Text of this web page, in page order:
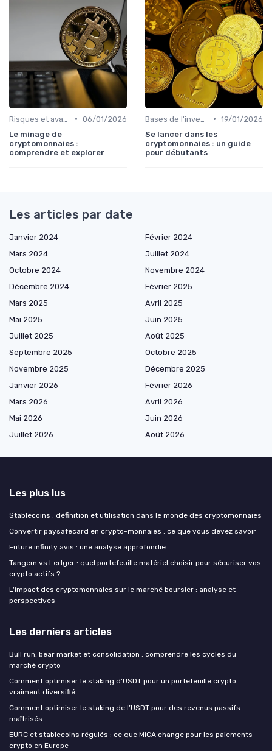
• 06/01/2026
Le minage de
cryptomonnaies :
comprendre et explorer
• 19/01/2026
Se lancer dans les
cryptomonnaies : un guide
pour débutants
Les articles par date
Janvier 2024
Février 2024
Mars 2024
Juillet 2024
Octobre 2024
Novembre 2024
Décembre 2024
Février 2025
Mars 2025
Avril 2025
Mai 2025
Juin 2025
Juillet 2025
Août 2025
Septembre 2025
Octobre 2025
Novembre 2025
Décembre 2025
Janvier 2026
Février 2026
Mars 2026
Avril 2026
Mai 2026
Juin 2026
Juillet 2026
Août 2026
Les plus lus
Stablecoins : définition et utilisation dans le monde des cryptomonnaies
Convertir paysafecard en crypto-monnaies : ce que vous devez savoir
Future infinity avis : une analyse approfondie
Tangem vs Ledger : quel portefeuille matériel choisir pour sécuriser vos
crypto actifs ?
L'impact des cryptomonnaies sur le marché boursier : analyse et
perspectives
Les derniers articles
Bull run, bear market et consolidation : comprendre les cycles du
marché crypto
Comment optimiser le staking d’USDT pour un portefeuille crypto
vraiment diversifié
Comment optimiser le staking de l’USDT pour des revenus passifs
maîtrisés
EURC et stablecoins régulés : ce que MiCA change pour les paiements
crypto en Europe